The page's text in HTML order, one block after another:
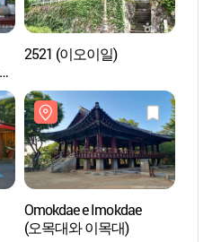
2521 (이오이일)
Omokdae e Imokdae
(오목대와 이목대)